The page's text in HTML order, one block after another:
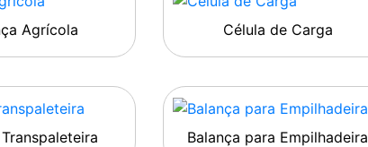
Agrícola Célula de Carga
Balança para Empilhadeira